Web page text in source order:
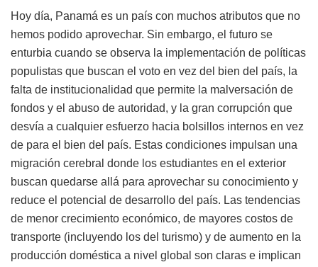
Hoy día, Panamá es un país con muchos atributos que no
hemos podido aprovechar. Sin embargo, el futuro se
enturbia cuando se observa la implementación de políticas
populistas que buscan el voto en vez del bien del país, la
falta de institucionalidad que permite la malversación de
fondos y el abuso de autoridad, y la gran corrupción que
desvía a cualquier esfuerzo hacia bolsillos internos en vez
de para el bien del país. Estas condiciones impulsan una
migración cerebral donde los estudiantes en el exterior
buscan quedarse allá para aprovechar su conocimiento y
reduce el potencial de desarrollo del país. Las tendencias
de menor crecimiento económico, de mayores costos de
transporte (incluyendo los del turismo) y de aumento en la
producción doméstica a nivel global son claras e implican